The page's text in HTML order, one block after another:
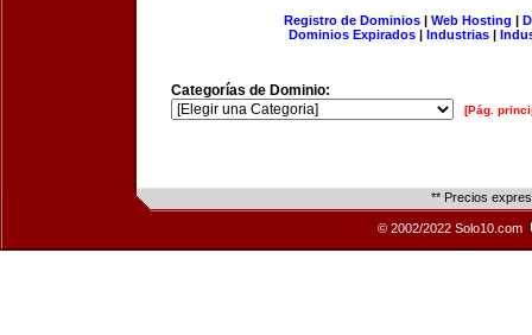
Registro de Dominios| Web Hosting |
Dominios Expirados | Industrias |
Categorías de Dominio:
[Pág.
** Precios
© 2002/2022 Solo10.com